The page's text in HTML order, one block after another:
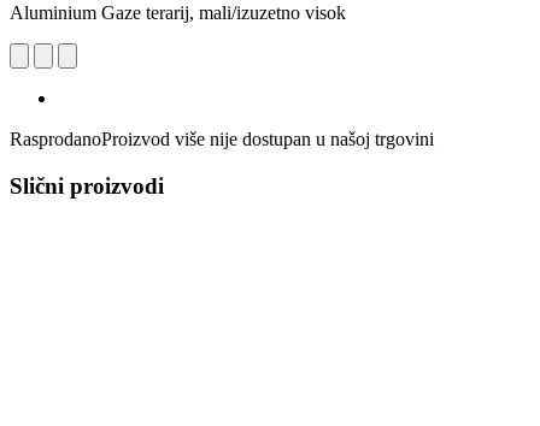
Aluminium Gaze terarij, mali/izuzetno visok
RasprodanoProizvod više nije dostupan u našoj trgovini
Slični proizvodi